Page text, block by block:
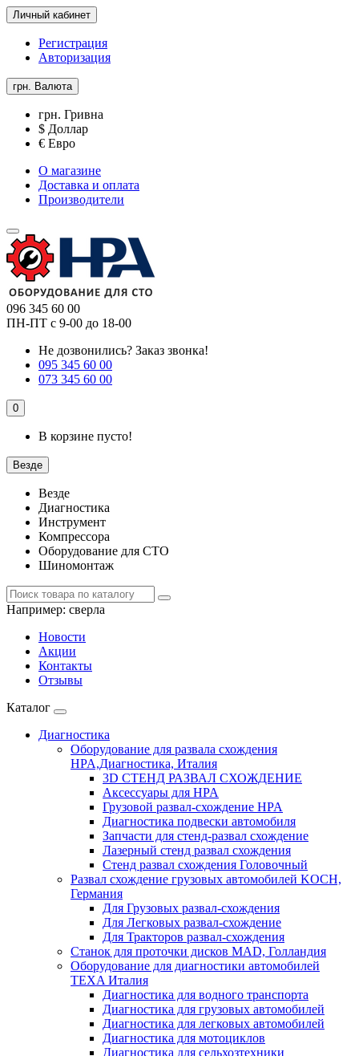
Личный кабинет
Регистрация
Авторизация
грн. Валюта
грн. Гривна
$ Доллар
€ Евро
О магазине
Доставка и оплата
Производители
096 345 60 00
ПН-ПТ с 9-00 до 18-00
Не дозвонились? Заказ звонка!
095 345 60 00
073 345 60 00
0
В корзине пусто!
Везде
Везде
Диагностика
Инструмент
Компрессора
Оборудование для СТО
Шиномонтаж
Например: сверла
Новости
Акции
Контакты
Отзывы
Каталог
Диагностика
Оборудование для развала схождения
HPA,Диагностика, Италия
3D СТЕНД РАЗВАЛ СХОЖДЕНИЕ
Аксессуары для HPA
Грузовой развал-схождение HPA
Диагностика подвески автомобиля
Запчасти для стенд-развал схождение
Лазерный стенд развал схождения
Стенд развал схождения Головочный
Развал схождение грузовых автомобилей KOCH,
Германия
Для Грузовых развал-схождения
Для Легковых развал-схождение
Для Тракторов развал-схождения
Станок для проточки дисков MAD, Голландия
Оборудование для диагностики автомобилей
TEXA Италия
Диагностика для водного транспорта
Диагностика для грузовых автомобилей
Диагностика для легковых автомобилей
Диагностика для мотоциклов
Диагностика для сельхозтехники